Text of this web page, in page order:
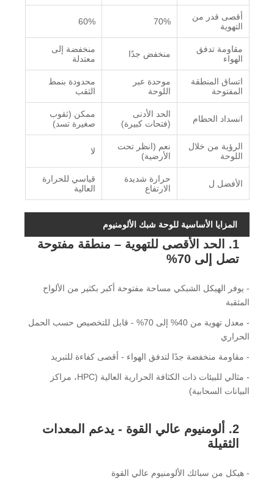
أقصى قدر من
التهوية
70%
60%
مقاومة تدفق
الهواء
منخفض جدًا
منخفضة إلى
معتدلة
اتساق المنطقة
المفتوحة
موحدة عبر
اللوحة
محدودة بنمط
الثقب
انسداد الحطام
الحد الأدنى
(فتحات كبيرة)
ممكن (ثقوب
صغيرة تسد)
الرؤية من خلال
اللوحة
نعم (انظر تحت
الأرضية)
لا
الأفضل ل
حرارة شديدة
الارتفاع
قياسي للحرارة
العالية
المزايا الأساسية للوحة شبك الألومنيوم
1. الحد الأقصى للتهوية – منطقة مفتوحة
تصل إلى 70%
- يوفر الهيكل الشبكي مساحة مفتوحة أكبر بكثير من الألواح
المثقبة
- معدل تهوية من 40% إلى 70% - قابل للتخصيص حسب الحمل
الحراري
- مقاومة منخفضة جدًا لتدفق الهواء - أقصى كفاءة للتبريد
- مثالي للبيئات ذات الكثافة الحرارية العالية (HPC، مراكز
البيانات السحابية)
2. ألومنيوم عالي القوة - يدعم المعدات
الثقيلة
- هيكل من سبائك الألومنيوم عالي القوة